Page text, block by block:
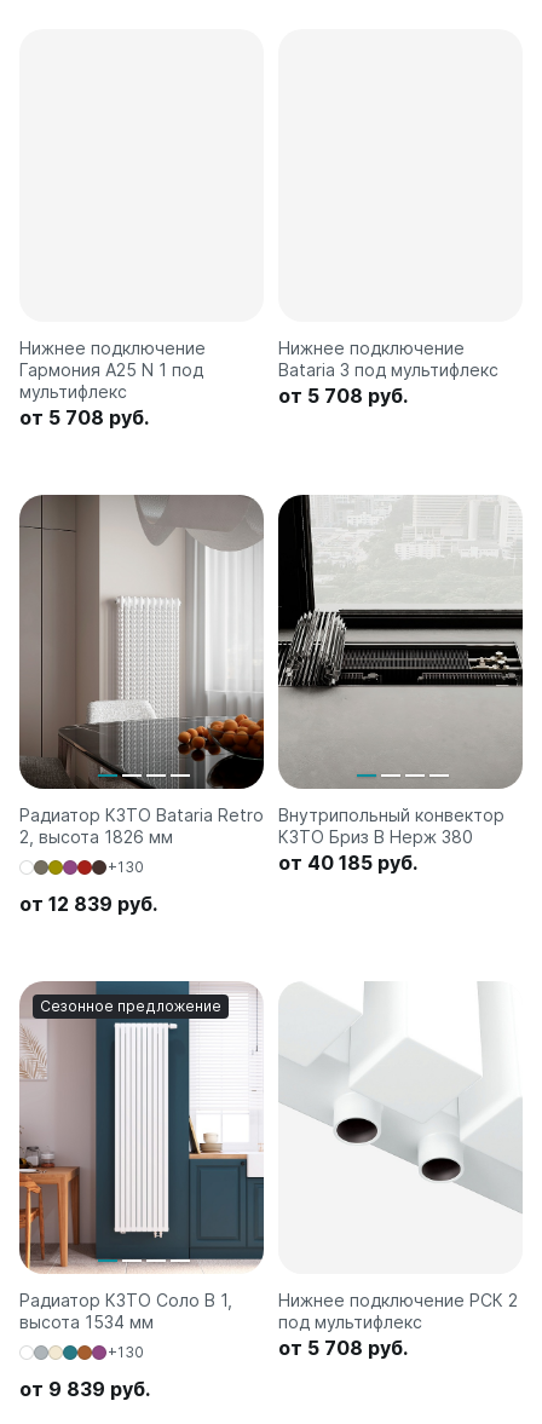
Нижнее подключение
Гармония А25 N 1 под
мультифлекс
от 5 708 руб.
Нижнее подключение
Bataria 3 под мультифлекс
от 5 708 руб.
Радиатор КЗТО Bataria Retro
2, высота 1826 мм
+130
от 12 839 руб.
Внутрипольный конвектор
КЗТО Бриз В Нерж 380
от 40 185 руб.
Сезонное предложение
Радиатор КЗТО Соло В 1,
высота 1534 мм
+130
от 9 839 руб.
Нижнее подключение РСК 2
под мультифлекс
от 5 708 руб.